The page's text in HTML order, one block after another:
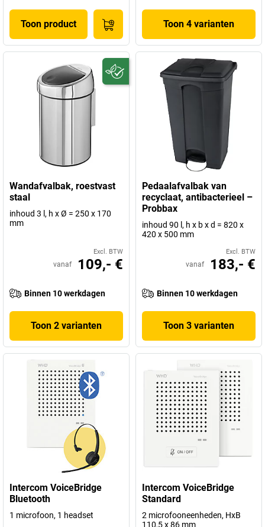
Toon product Toon 4 varianten
Wandafvalbak, roestvast
staal
inhoud 3 l, h x Ø = 250 x 170
mm
Excl. BTW
vanaf 109,- €
Binnen 10 werkdagen
Toon 2 varianten
Pedaalafvalbak van
recyclaat, antibacterieel –
Probbax
inhoud 90 l, h x b x d = 820 x
420 x 500 mm
Excl. BTW
vanaf 183,- €
Binnen 10 werkdagen
Toon 3 varianten
Intercom VoiceBridge
Bluetooth
1 microfoon, 1 headset
Intercom VoiceBridge
Standard
2 microfooneenheden, HxB
110,5 x 86 mm